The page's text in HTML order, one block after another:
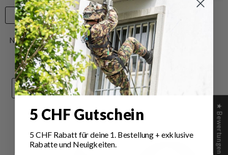
Jetzt ausrüsten
VERKÄUFERIN:NANUK
NANUK Pistolenkoffer 910
2UP- Tan
169.00 CHF 158.00 CHF
VERKÄUFERIN: MFH
MFH Österreichisches
Pistolenholster Rechts
31.50 CHF
★ Bewertungen
5 CHF Gutschein
5 CHF Rabatt für deine 1. Bestellung+ exklusive
Rabatte und Neuigkeiten.